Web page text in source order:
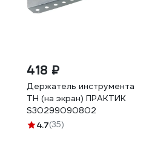
418 ₽
Держатель инструмента
TH (на экран) ПРАКТИК
S30299090802
4.7(35)